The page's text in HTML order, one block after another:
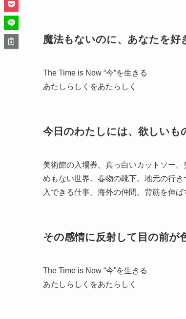
魔法もないのに、あなたを好
The Time is Now “今”を生きる
あたしらしくをあたらしく
今日のわたしには、欲しいも
美術館の入場券。真っ白いカットソー
めもない世界。春物の靴下。地元の行
入できる仕事。海外の仲間。背筋を伸ば
その感情に反射して目の前が
The Time is Now “今”を生きる
あたしらしくをあたらしく